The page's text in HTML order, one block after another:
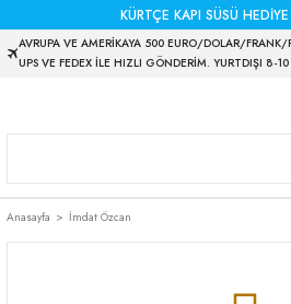
KÜRTÇE KAPI SÜSÜ
AVRUPA VE AMERİKAYA 500 EURO/DOLAR/
UPS VE FEDEX İLE HIZLI GÖNDERİM. YURTDIŞI 8-
Anasayfa İmdat Özcan